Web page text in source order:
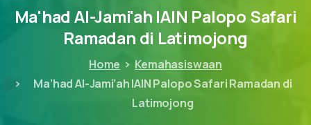
Ma'had Al-Jami'ah IAIN Palopo Safari
Ramadan di Latimojong
Home
Kemahasiswaan
Ma’had Al-Jami’ah IAIN Palopo Safari Ramadan di
Latimojong